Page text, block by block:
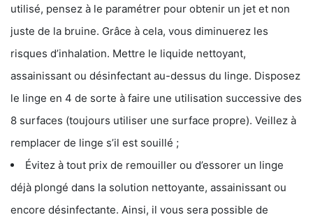
utilisé, pensez à le paramétrer pour obtenir un jet et non
juste de la bruine. Grâce à cela, vous diminuerez les
risques d’inhalation. Mettre le liquide nettoyant,
assainissant ou désinfectant au-dessus du linge. Disposez
le linge en 4 de sorte à faire une utilisation successive des
8 surfaces (toujours utiliser une surface propre). Veillez à
remplacer de linge s’il est souillé ;
Évitez à tout prix de remouiller ou d’essorer un linge
déjà plongé dans la solution nettoyante, assainissant ou
encore désinfectante. Ainsi, il vous sera possible de